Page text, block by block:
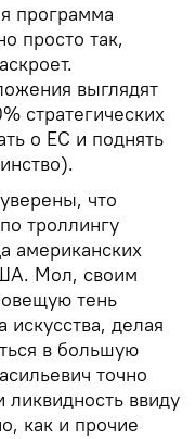
программа
просто так,
выглядят
стратегических
о ЕС и поднять
что
троллингу
американских
Мол, своим
тень
искусства, делая
в большую
точно
ввиду
как и прочие